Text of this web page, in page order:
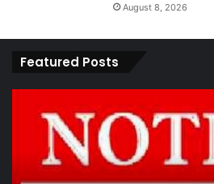
August 8, 2026
Featured Posts
ठेकेदार